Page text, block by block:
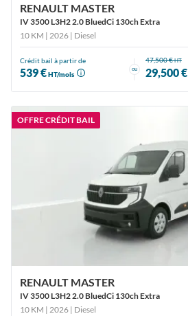
RENAULT MASTER
IV 3500 L3H2 2.0 BluedCi 130ch Extra
10 KM | 2026 | Diesel
Crédit bail à partir de
539 €HT/mois
ou
47,500 €HT
29,500 €
OFFRE CRÉDIT BAIL
RENAULT MASTER
IV 3500 L3H2 2.0 BluedCi 130ch Extra
10 KM | 2026 | Diesel